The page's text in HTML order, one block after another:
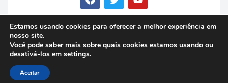
© Copyright 2023 - Notícia Extra - Todos os direitos
reservados
Estamos usando cookies para oferecer a melhor experiência em
nosso site.
Você pode saber mais sobre quais cookies estamos usando ou
desativá-los em settings.
Aceitar